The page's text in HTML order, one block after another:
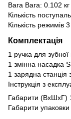
Вага Вага: 0.102 кг
Кількість
Кількість режимів 3
Комплектація
1 ручка для
1 змінна насадка
1 зарядна
Інструкція з
Габарити (ВхШхГ)
Габарити